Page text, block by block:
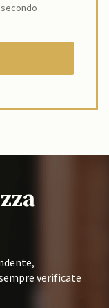
verificate